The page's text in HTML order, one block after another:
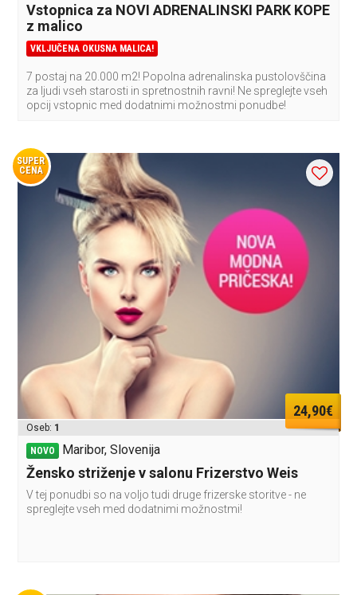
Vstopnica za NOVI ADRENALINSKI PARK KOPE
z malico
VKLJUČENA OKUSNA MALICA!
7 postaj na 20.000 m2! Popolna adrenalinska pustolovščina
za ljudi vseh starosti in spretnostnih ravni! Ne spreglejte vseh
opcij vstopnic med dodatnimi možnostmi ponudbe!
SUPER
CENA
24,90€
Oseb: 1
NOVO Maribor, Slovenija
Žensko striženje v salonu Frizerstvo Weis
V tej ponudbi so na voljo tudi druge frizerske storitve - ne
spreglejte vseh med dodatnimi možnostmi!